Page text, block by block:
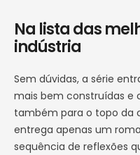
Na lista das
indústria
Sem dúvidas, a série
mais bem construídas e
também para o topo da
entrega apenas um
sequência de reflexões